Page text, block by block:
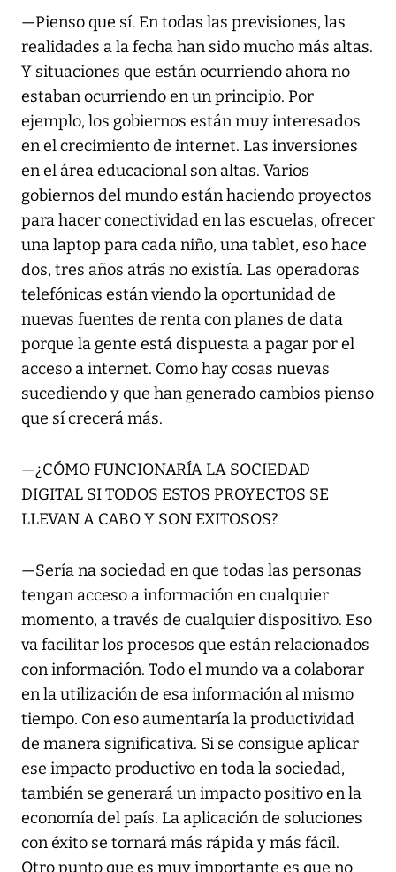
—Pienso que sí. En todas las previsiones, las
realidades a la fecha han sido mucho más altas.
Y situaciones que están ocurriendo ahora no
estaban ocurriendo en un principio. Por
ejemplo, los gobiernos están muy interesados
en el crecimiento de internet. Las inversiones
en el área educacional son altas. Varios
gobiernos del mundo están haciendo proyectos
para hacer conectividad en las escuelas, ofrecer
una laptop para cada niño, una tablet, eso hace
dos, tres años atrás no existía. Las operadoras
telefónicas están viendo la oportunidad de
nuevas fuentes de renta con planes de data
porque la gente está dispuesta a pagar por el
acceso a internet. Como hay cosas nuevas
sucediendo y que han generado cambios pienso
que sí crecerá más.
—¿CÓMO FUNCIONARÍA LA SOCIEDAD
DIGITAL SI TODOS ESTOS PROYECTOS SE
LLEVAN A CABO Y SON EXITOSOS?
—Sería na sociedad en que todas las personas
tengan acceso a información en cualquier
momento, a través de cualquier dispositivo. Eso
va facilitar los procesos que están relacionados
con información. Todo el mundo va a colaborar
en la utilización de esa información al mismo
tiempo. Con eso aumentaría la productividad
de manera significativa. Si se consigue aplicar
ese impacto productivo en toda la sociedad,
también se generará un impacto positivo en la
economía del país. La aplicación de soluciones
con éxito se tornará más rápida y más fácil.
Otro punto que es muy importante es que no